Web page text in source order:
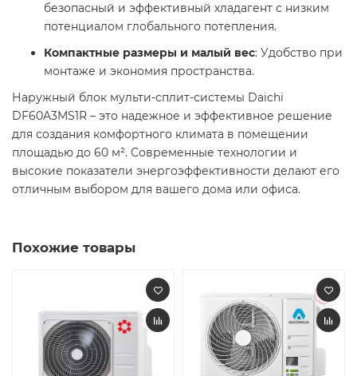
безопасный и эффективный хладагент с низким
потенциалом глобального потепления. ​
Компактные размеры и малый вес: Удобство при
монтаже и экономия пространства. ​
Наружный блок мульти-сплит-системы Daichi
DF60A3MS1R – это надежное и эффективное решение
для создания комфортного климата в помещении
площадью до 60 м². Современные технологии и
высокие показатели энергоэффективности делают его
отличным выбором для вашего дома или офиса. ​
Похожие товары